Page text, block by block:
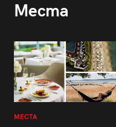
Места
МЕСТА